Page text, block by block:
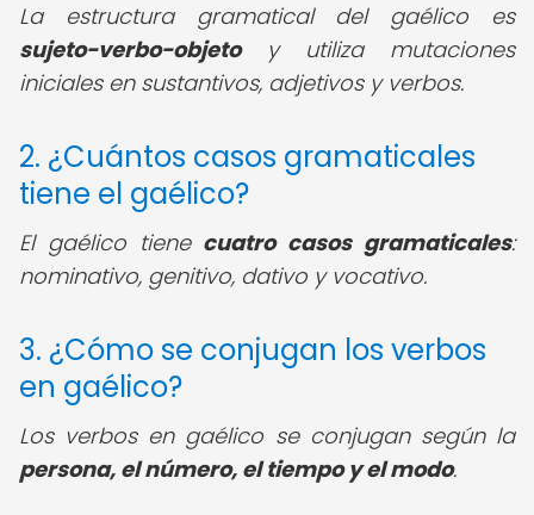
La estructura gramatical del gaélico es
sujeto-verbo-objetoy utiliza mutaciones
iniciales en sustantivos, adjetivos y verbos.
2. ¿Cuántos casos gramaticales
tiene el gaélico?
El gaélico tiene cuatro casos gramaticales:
nominativo, genitivo, dativo y vocativo.
3. ¿Cómo se conjugan los verbos
en gaélico?
Los verbos en gaélico se conjugan según la
persona, el número, el tiempo y el modo.